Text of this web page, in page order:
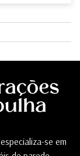
se em